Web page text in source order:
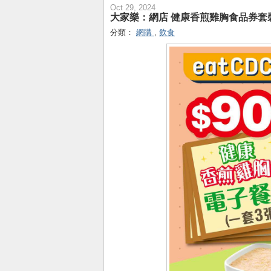
Oct 29, 2024
大家樂：網店 健康香煎雞胸食品券套
分類： 網購 , 飲食